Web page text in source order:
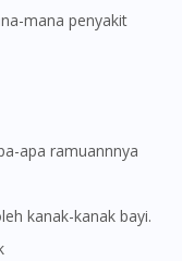
mana penyakit
apa ramuannnya